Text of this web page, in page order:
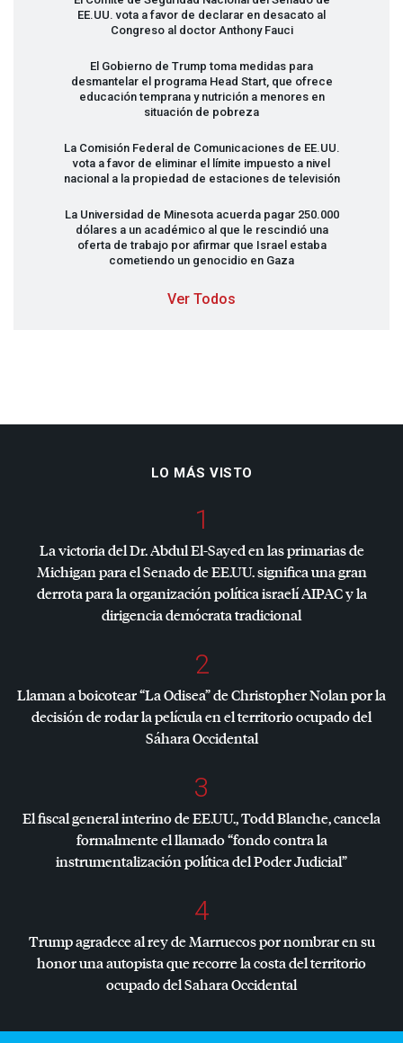
EE.UU. vota a favor de declarar en desacato al
Congreso al doctor Anthony Fauci
El Gobierno de Trump toma medidas para
desmantelar el programa Head Start, que ofrece
educación temprana y nutrición a menores en
situación de pobreza
La Comisión Federal de Comunicaciones de EE.UU.
vota a favor de eliminar el límite impuesto a nivel
nacional a la propiedad de estaciones de televisión
La Universidad de Minesota acuerda pagar 250.000
dólares a un académico al que le rescindió una
oferta de trabajo por afirmar que Israel estaba
cometiendo un genocidio en Gaza
Ver Todos
LO MÁS VISTO
1
La victoria del Dr. Abdul El-Sayed en las primarias de
Michigan para el Senado de EE.UU. significa una gran
derrota para la organización política israelíAIPACy la
dirigencia demócrata tradicional
2
Llaman a boicotear “La Odisea” de Christopher Nolan por la
decisión de rodar la película en el territorio ocupado del
Sáhara Occidental
3
El fiscal general interino de EE.UU., Todd Blanche, cancela
formalmente el llamado “fondo contra la
instrumentalización política del Poder Judicial”
4
Trump agradece al rey de Marruecos por nombrar en su
honor una autopista que recorre la costa del territorio
ocupado del Sahara Occidental